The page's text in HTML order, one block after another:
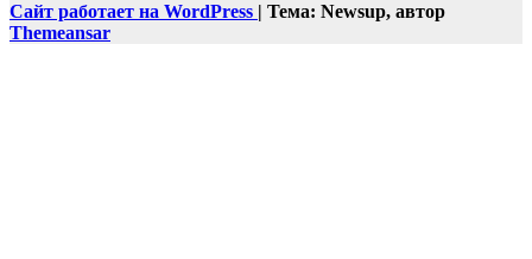
Сайт работает на WordPress | Тема: Newsup, автор
Themeansar